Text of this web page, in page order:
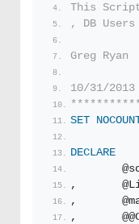
This
, DB Users
Greg Ryan
10/31/2013
SET
DECLARE
,
,
,